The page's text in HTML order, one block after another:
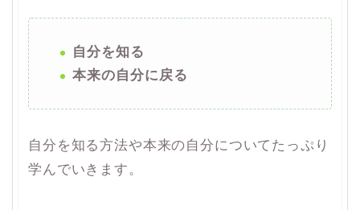
自分を知る
本来の自分に戻る
自分を知る方法や本来の自分についてたっぷり
学んでいきます。